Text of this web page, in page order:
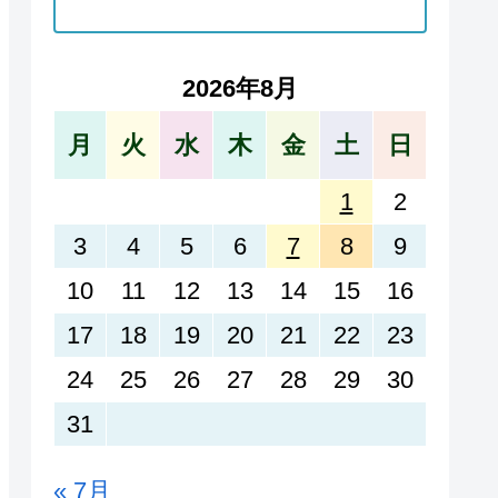
2026年8月
月 火 水 木 金 土 日
1
2
3
4 5 6 7 8
9
10
11 12 13 14 15
16
17
18 19 20 21 22
23
24
25 26 27 28 29
30
31
« 7月